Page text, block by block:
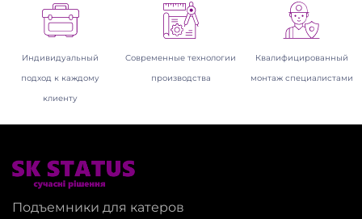
Индивидуальный
подход к каждому
клиенту
Современные технологии
производства
Квалифицированный
монтаж специалистами
Подъемники для катеров